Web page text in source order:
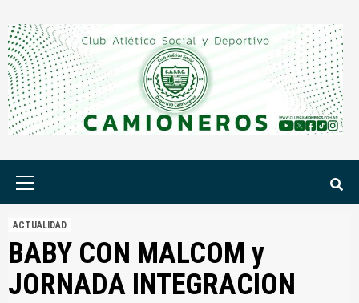
al
contenido
ACTUALIDAD
BABY CON MALCOM y
JORNADA INTEGRACION